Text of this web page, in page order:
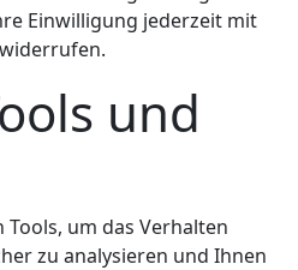
Einwilligung jederzeit mit
und
um das Verhalten
zu analysieren und Ihnen